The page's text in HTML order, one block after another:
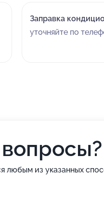
Заправка
уточняйте по
любым из указанных